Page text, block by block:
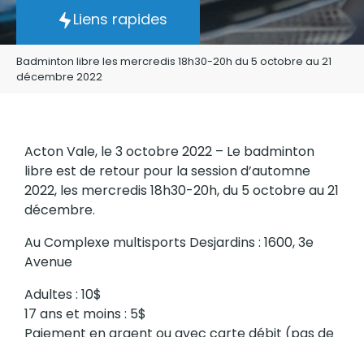
Liens rapides
Badminton libre les mercredis 18h30-20h du 5 octobre au 21
décembre 2022
Acton Vale, le 3 octobre 2022 – Le badminton
libre est de retour pour la session d’automne
2022, les mercredis 18h30-20h, du 5 octobre au 21
décembre.
Au Complexe multisports Desjardins : 1600, 3e
Avenue
Adultes : 10$
17 ans et moins : 5$